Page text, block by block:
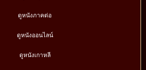
ดูหนังภาคต่อ
ดูหนังออนไลน์
ดูหนังเกาหลี